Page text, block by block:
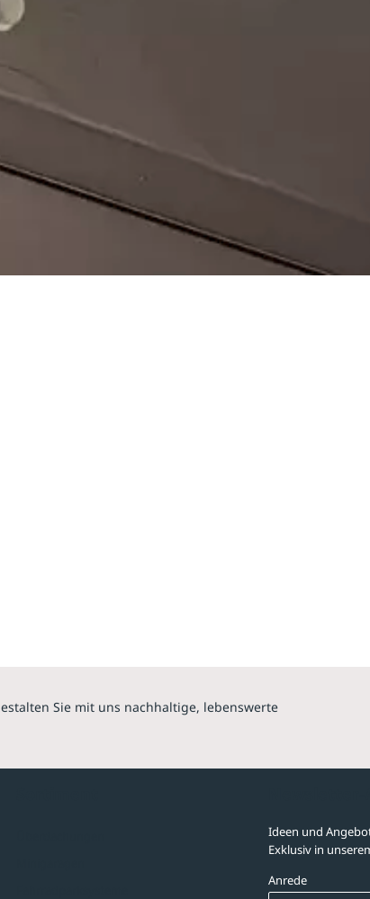
Sie mit uns nachhaltige, lebenswerte
Ideen und
Exklusiv in
Anrede